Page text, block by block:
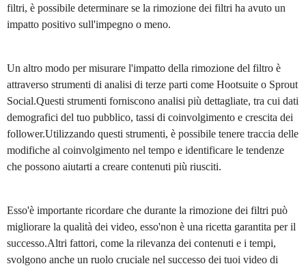
filtri, è possibile determinare se la rimozione dei filtri ha avuto un
impatto positivo sull'impegno o meno.
Un altro modo per misurare l'impatto della rimozione del filtro è
attraverso strumenti di analisi di terze parti come Hootsuite o Sprout
Social.Questi strumenti forniscono analisi più dettagliate, tra cui dati
demografici del tuo pubblico, tassi di coinvolgimento e crescita dei
follower.Utilizzando questi strumenti, è possibile tenere traccia delle
modifiche al coinvolgimento nel tempo e identificare le tendenze
che possono aiutarti a creare contenuti più riusciti.
Esso'è importante ricordare che durante la rimozione dei filtri può
migliorare la qualità dei video, esso'non è una ricetta garantita per il
successo.Altri fattori, come la rilevanza dei contenuti e i tempi,
svolgono anche un ruolo cruciale nel successo dei tuoi video di